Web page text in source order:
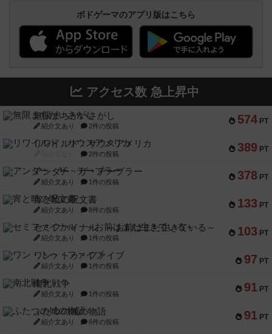
ボドゲーマのアプリ版はこちら
アクセス数 急上昇中
574 PT
無限まちがいさがし
紹介文あり 2件の投稿
389 PT
リワイルド：サウスアメリカ
2件の投稿
378 PT
アンダー・ザ・テーブラー
紹介文あり 1件の投稿
133 PT
宵と暁の呪文書
紹介文あり 8件の投稿
103 PT
セミファイナル ～お前はまだ生きている～
紹介文あり 1件の投稿
97 PT
ワン・トゥ・ファイブ
紹介文あり 1件の投稿
91 PT
南北戦争
紹介文あり 1件の投稿
91 PT
ふたつの城の物語
紹介文あり 6件の投稿